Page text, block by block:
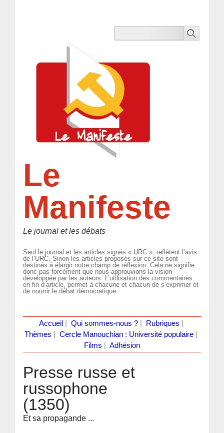
Le
Manifeste
Le journal et les débats
Seul le journal et les articles signés « URC », reflètent l’avis
de l’URC. Sinon les articles proposés sur ce site sont
destinés à élargir notre champ de réflexion. Cela ne signifie
donc pas forcément que nous approuvions la vision
développée par les auteurs. L’utilisation des commentaires
en fin d’article, permet à chacune et chacun de s’exprimer et
de nourrir le débat démocratique.
Accueil Qui sommes-nous ?| Rubriques
Thèmes
Cercle Manouchian : Université populaire
Films
Adhésion
Presse russe et
russophone
(1350)
Et sa propagande ...